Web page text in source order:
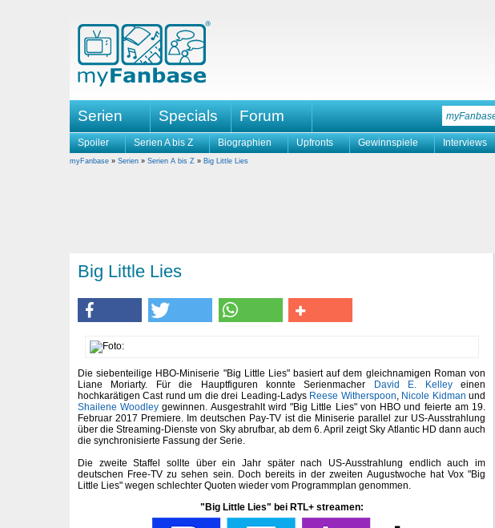
Serien Specials Forum
Spoiler Serien A bis Z Biographien Upfronts Gewinnspiele Interviews
myFanbase » Serien » Serien A bis Z » Big Little Lies
Big Little Lies
Die siebenteilige HBO-Miniserie "Big Little Lies" basiert auf dem gleichnamigen Roman von
Liane Moriarty. Für die Hauptfiguren konnte Serienmacher
David E. Kelleyeinen
hochkarätigen Cast rund um die drei Leading-Ladys Reese Witherspoon, Nicole Kidman und
Shailene Woodley gewinnen. Ausgestrahlt wird "Big Little Lies" von HBO und feierte am 19.
Februar 2017 Premiere. Im deutschen Pay-TV ist die Miniserie parallel zur US-Ausstrahlung
über die Streaming-Dienste von Sky abrufbar, ab dem 6. April zeigt Sky Atlantic HD dann auch
die synchronisierte Fassung der Serie.
Die zweite Staffel sollte über ein Jahr später nach US-Ausstrahlung endlich auch im
deutschen Free-TV zu sehen sein. Doch bereits in der zweiten Augustwoche hat Vox "Big
Little Lies" wegen schlechter Quoten wieder vom Programmplan genommen.
"Big Little Lies" bei RTL+ streamen: